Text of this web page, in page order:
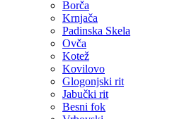
Borča
Krnjača
Padinska Skela
Ovča
Kotež
Kovilovo
Glogonjski rit
Jabučki rit
Besni fok